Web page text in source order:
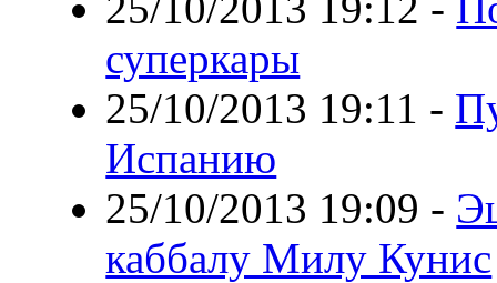
суперкары
25/10/2013 19:11 -
Испанию
25/10/2013 19:09 -
каббалу Милу Кунис